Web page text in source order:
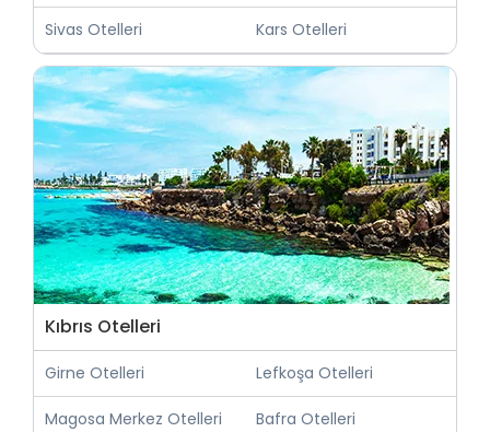
Sivas Otelleri Kars Otelleri
Kıbrıs Otelleri
Girne Otelleri Lefkoşa Otelleri
Magosa Merkez Otelleri Bafra Otelleri